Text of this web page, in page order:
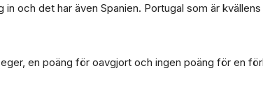
och det har även Spanien. Portugal som är kvällens
en poäng för oavgjort och ingen poäng för en